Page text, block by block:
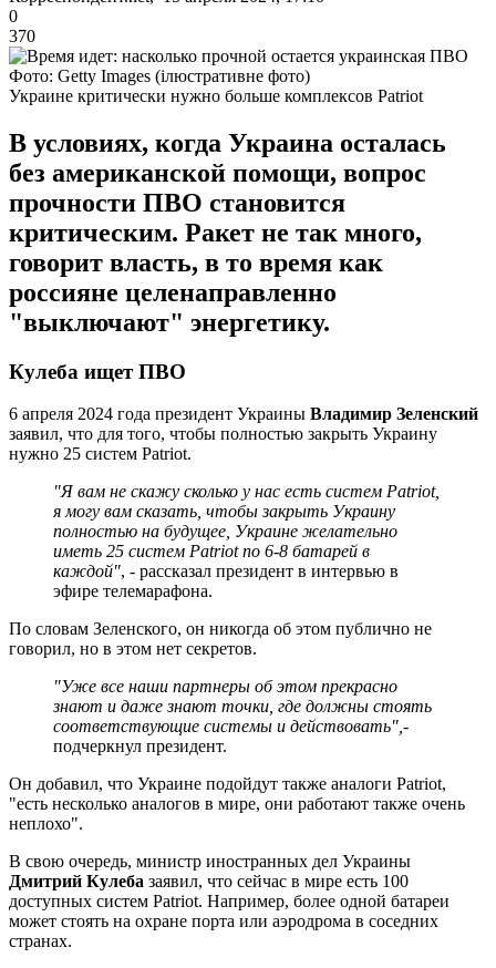
0
370
Фото: Getty Images (ілюстративне фото)
Украине критически нужно больше комплексов Patriot
В условиях, когда Украина осталась
без американской помощи, вопрос
прочности ПВО становится
критическим. Ракет не так много,
говорит власть, в то время как
россияне целенаправленно
"выключают" энергетику.
Кулеба ищет ПВО
6 апреля 2024 года президент Украины Владимир Зеленский
заявил, что для того, чтобы полностью закрыть Украину
нужно 25 систем Patriot.
"Я вам не скажу сколько у нас есть систем Patriot,
я могу вам сказать, чтобы закрыть Украину
полностью на будущее, Украине желательно
иметь 25 систем Patriot по 6-8 батарей в
каждой", - рассказал президент в интервью в
эфире телемарафона.
По словам Зеленского, он никогда об этом публично не
говорил, но в этом нет секретов.
"Уже все наши партнеры об этом прекрасно
знают и даже знают точки, где должны стоять
соответствующие системы и действовать",-
подчеркнул президент.
Он добавил, что Украине подойдут также аналоги Patriot,
"есть несколько аналогов в мире, они работают также очень
неплохо".
В свою очередь, министр иностранных дел Украины
Дмитрий Кулеба заявил, что сейчас в мире есть 100
доступных систем Patriot. Например, более одной батареи
может стоять на охране порта или аэродрома в соседних
странах.